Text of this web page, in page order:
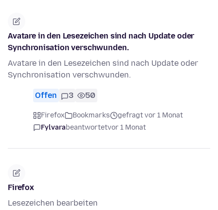
Avatare in den Lesezeichen sind nach Update oder
Synchronisation verschwunden.
Avatare in den Lesezeichen sind nach Update oder
Synchronisation verschwunden.
Offen 3 50
Firefox Bookmarks
gefragt vor 1 Monat
Fylvarabeantwortetvor 1 Monat
Firefox
Lesezeichen bearbeiten